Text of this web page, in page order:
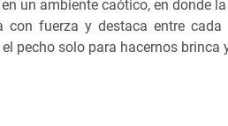
un ambiente caótico, en donde
con fuerza y destaca entre
pecho solo para hacernos